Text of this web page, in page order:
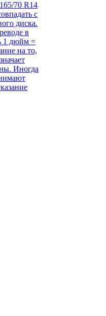
70 R14
с
диска.
в
1 дюйм =
на то,
Иногда